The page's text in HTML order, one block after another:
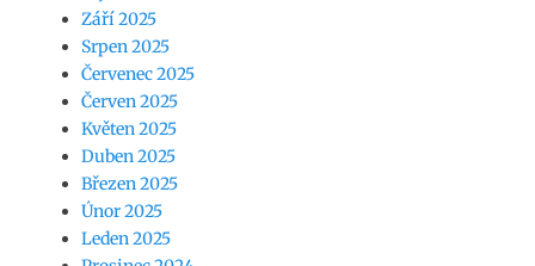
Září 2025
Srpen 2025
Červenec 2025
Červen 2025
Květen 2025
Duben 2025
Březen 2025
Únor 2025
Leden 2025